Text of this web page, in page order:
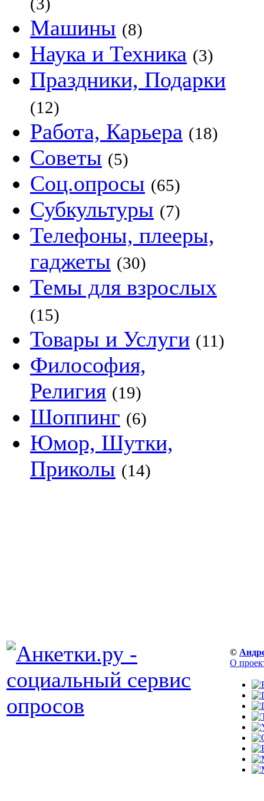
Машины (8)
Наука и Техника (3)
Праздники, Подарки
(12)
Работа, Карьера (18)
Советы (5)
Соц.опросы (65)
Субкультуры (7)
Телефоны, плееры,
гаджеты (30)
Темы для взрослых
(15)
Товары и Услуги (11)
Философия,
Религия (19)
Шоппинг (6)
Юмор, Шутки,
Приколы (14)
©
О